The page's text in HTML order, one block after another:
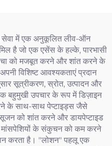
सेवा में एक अनुकूलित लीव-ऑन
है जो एक एसेंस के हल्के, पारभासी
को मजबूत करने और शांत करने के
विशिष्ट आवश्यकताएं प्रदान
सूत्रीकरण, स्रोत, उत्पादन और
बहुमुखी उपचार के रूप में डिज़ाइन
के साथ-साथ पेप्टाइड्स जैसे
सूजन को शांत करने और डायपेप्टाइड
मांसपेशियों के संकुचन को कम करने
करता है। "लोशन" पहलू एक